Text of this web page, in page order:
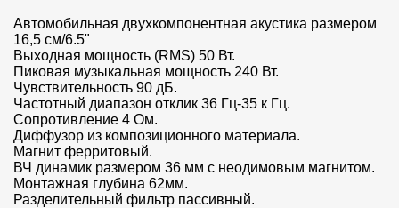
Автомобильная двухкомпонентная акустика размером
16,5 см/6.5"
Выходная мощность (RMS) 50 Вт.
Пиковая музыкальная мощность 240 Вт.
Чувствительность 90 дБ.
Частотный диапазон отклик 36 Гц-35 к Гц.
Сопротивление 4 Ом.
Диффузор из композиционного материала.
Магнит ферритовый.
ВЧ динамик размером 36 мм с неодимовым магнитом.
Монтажная глубина 62мм.
Разделительный фильтр пассивный.